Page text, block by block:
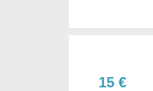
15 €